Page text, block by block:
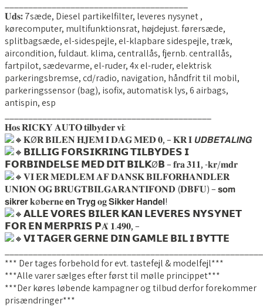
𝐔𝐝𝐬:7sæde, Diesel partikelfilter, leveres nysynet ,
kørecomputer, multifunktionsrat, højdejust. førersæde,
splitbagsæde, el-sidespejle, el-klapbare sidespejle, træk,
aircondition, fuldaut. klima, centrallås, fjernb. centrallås,
fartpilot, sædevarme, el-ruder, 4x el-ruder, elektrisk
parkeringsbremse, cd/radio, navigation, håndfrit til mobil,
parkeringssensor (bag), isofix, automatisk lys, 6 airbags,
antispin, esp
𝐇𝐨𝐬 𝐑𝐈𝐂𝐊𝐘 𝐀𝐔𝐓𝐎 𝐭𝐢𝐥𝐛𝐲𝐝𝐞𝐫 𝐯𝐢:
𝐊Ø𝐑 𝐁𝐈𝐋𝐄𝐍 𝐇𝐉𝐄𝐌 𝐈 𝐃𝐀𝐆 𝐌𝐄𝐃 𝟎, – 𝐊𝐑 𝐈 𝙐𝘿𝘽𝙀𝙏𝘼𝙇𝙄𝙉𝙂
𝗕𝗜𝗟𝗟𝗜𝗚 𝗙𝗢𝗥𝗦𝗜𝗞𝗥𝗜𝗡𝗚 𝗧𝗜𝗟𝗕𝗬𝗗𝗘𝗦 𝗜
𝗙𝗢𝗥𝗕𝗜𝗡𝗗𝗘𝗟𝗦𝗘 𝗠𝗘𝗗 𝗗𝗜𝗧 𝗕𝗜𝗟𝗞Ø𝗕 – 𝐟𝐫𝐚 𝟑𝟏𝟏, -𝐤𝐫/𝐦𝐝𝐫
𝐕𝐈 𝐄𝐑 𝐌𝐄𝐃𝐋𝐄𝐌 𝐀𝐅 𝐃𝐀𝐍𝐒𝐊 𝐁𝐈𝐋𝐅𝐎𝐑𝐇𝐀𝐍𝐃𝐋𝐄𝐑
𝐔𝐍𝐈𝐎𝐍 𝐎𝐆 𝐁𝐑𝐔𝐆𝐓𝐁𝐈𝐋𝐆𝐀𝐑𝐀𝐍𝐓𝐈𝐅𝐎𝐍𝐃 (𝐃𝐁𝐅𝐔) – 𝘀𝗼𝗺
𝘀𝗶𝗸𝗿𝗲𝗿 𝐤ø𝐛𝐞𝐫𝐧𝐞 𝗲𝗻 𝗧𝗿𝘆𝗴 𝐨𝐠 𝗦𝗶𝗸𝗸𝗲𝗿 𝗛𝗮𝗻𝗱𝗲𝗹!
𝗔𝗟𝗟𝗘 𝗩𝗢𝗥𝗘𝗦 𝗕𝗜𝗟𝗘𝗥 𝗞𝗔𝗡 𝗟𝗘𝗩𝗘𝗥𝗘𝗦 𝗡𝗬𝗦𝗬𝗡𝗘𝗧
𝗙𝗢𝗥 𝗘𝗡 𝗠𝗘𝗥𝗣𝗥𝗜𝗦 𝗣𝐀̊ 𝟏.𝟒𝟗𝟎, –
𝗩𝗜 𝗧𝗔𝗚𝗘𝗥 𝗚𝗘𝗥𝗡𝗘 𝗗𝗜𝗡 𝗚𝗔𝗠𝗟𝗘 𝗕𝗜𝗟 𝗜 𝗕𝗬𝗧𝗧𝗘
*** Der tages forbehold for evt. tastefejl & modelfejl***
***Alle varer sælges efter først til mølle princippet***
***Der køres løbende kampagner og tilbud derfor forekommer
prisændringer***